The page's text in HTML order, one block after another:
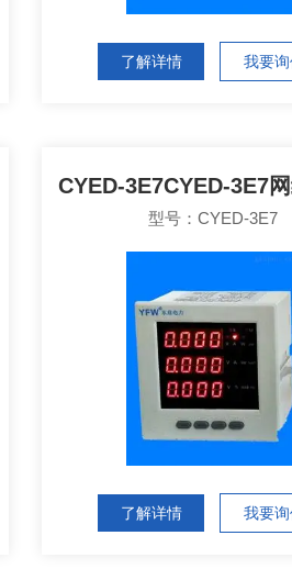
了解详情 我要询
型号：CYED-3E7
了解详情 我要询